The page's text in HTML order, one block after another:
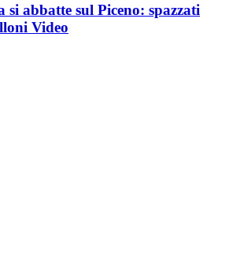
si abbatte sul Piceno: spazzati
Video